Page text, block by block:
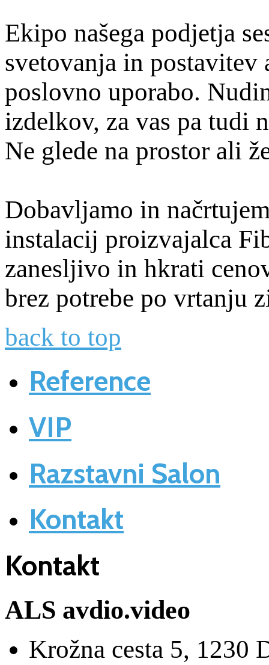
Ekipo našega podjetja
svetovanja in postavitev
poslovno uporabo.
izdelkov, za vas pa tudi
Ne glede na prostor ali
Dobavljamo in
instalacij proizvajalca
zanesljivo in hkrati
brez potrebe po
back to top
Reference
VIP
Razstavni Salon
Kontakt
Kontakt
ALS avdio.video
Krožna cesta 5, 1230